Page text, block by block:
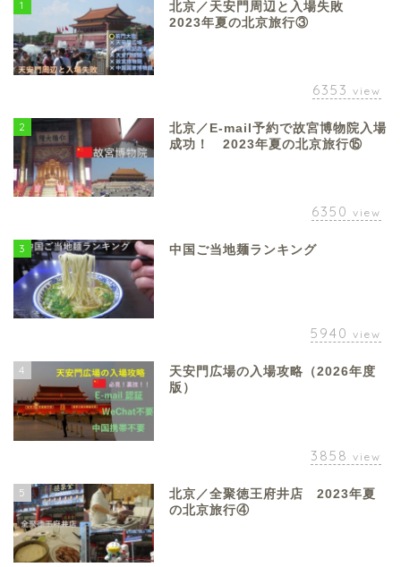
1
北京／天安門周辺と入場失敗
2023年夏の北京旅行③
6353 view
2
北京／E-mail予約で故宮博物院入場
成功！ 2023年夏の北京旅行⑮
6350 view
3 中国ご当地麺ランキング
5940 view
4
天安門広場の入場攻略（2026年度
版）
3858 view
5
北京／全聚徳王府井店 2023年夏
の北京旅行④